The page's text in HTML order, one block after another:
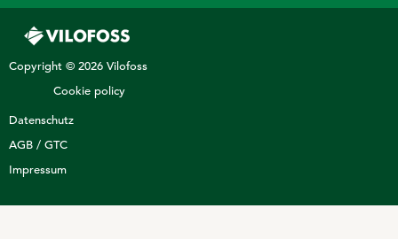
Copyright © 2026 Vilofoss
Cookie policy
Datenschutz
AGB / GTC
Impressum